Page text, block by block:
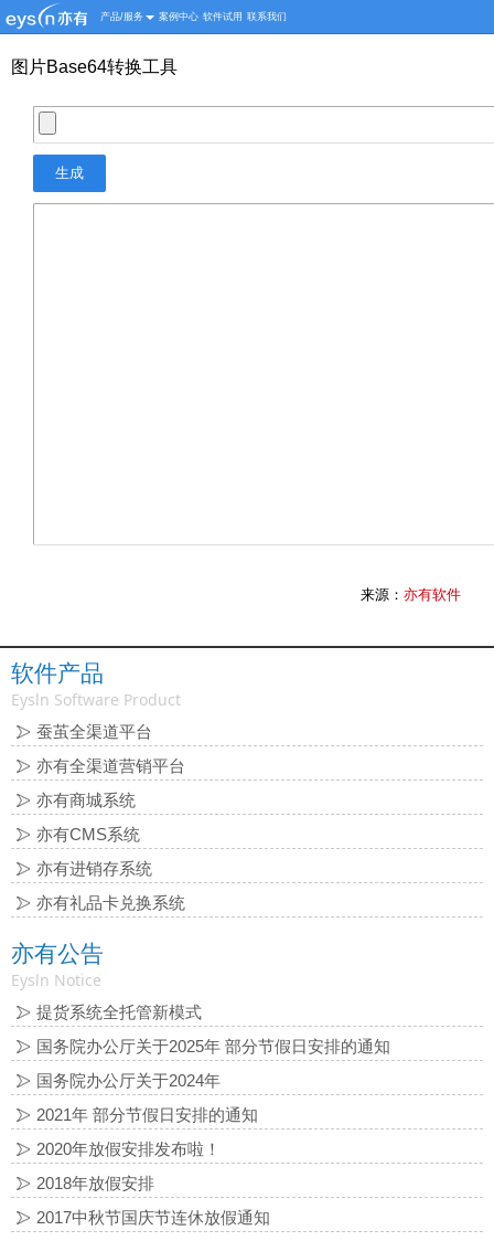
产品/服务 案例中心 软件试用 联系我们
图片Base64转换工具
来源： 亦有软件
软件产品
Eysln Software Product
蚕茧全渠道平台
亦有全渠道营销平台
亦有商城系统
亦有CMS系统
亦有进销存系统
亦有礼品卡兑换系统
亦有公告
Eysln Notice
提货系统全托管新模式
国务院办公厅关于2025年 部分节假日安排的通知
国务院办公厅关于2024年
2021年 部分节假日安排的通知
2020年放假安排发布啦！
2018年放假安排
2017中秋节国庆节连休放假通知